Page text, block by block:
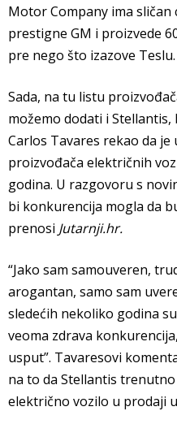
Motor Company ima
prestigne GM i proizvede
pre nego što izazove Teslu.
Sada, na tu listu
možemo dodati i
Carlos Tavares rekao da
proizvođača električnih
godina. U razgovoru s
bi konkurencija mogla da
prenosi Jutarnji.hr.
“Jako sam samouveren,
arogantan, samo sam
sledećih nekoliko godina
veoma zdrava
usput”. Tavaresovi
na to da Stellantis
električno vozilo u prodaji